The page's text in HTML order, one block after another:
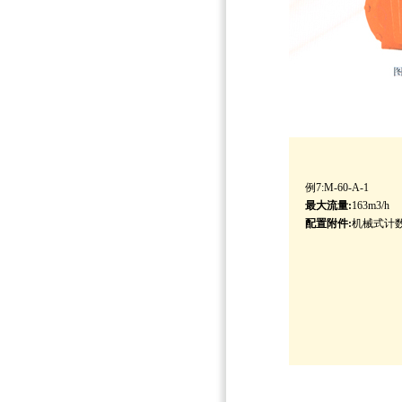
例7:M-60-A-1
最大流量:163m3/h
配置附件:机械式计